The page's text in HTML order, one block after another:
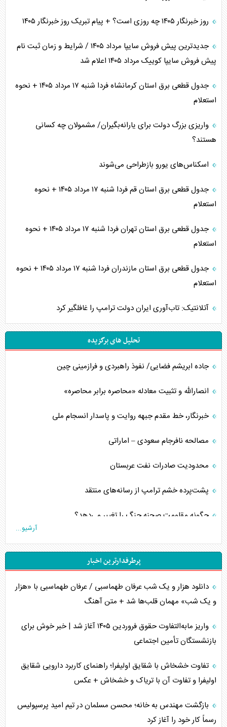
روز خبرنگار ۱۴۰۵ چه روزی است؟ + پیام تبریک روز خبرنگار ۱۴۰۵
جدیدترین پیش فروش سایپا مرداد ۱۴۰۵ / شرایط و زمان ثبت نام
پیش فروش سایپا کوییک مرداد ۱۴۰۵ اعلام شد
جدول قطعی برق استان کرمانشاه فردا شنبه ۱۷ مرداد ۱۴۰۵ + نحوه
استعلام
واریزی بزرگ دولت برای یارانه‌بگیران/ مشمولان چه کسانی
هستند؟
اسکناس‌های یورو بازطراحی می‌شوند
جدول قطعی برق استان قم فردا شنبه ۱۷ مرداد ۱۴۰۵ + نحوه
استعلام
جدول قطعی برق استان تهران فردا شنبه ۱۷ مرداد ۱۴۰۵ + نحوه
استعلام
جدول قطعی برق استان مازندران فردا شنبه ۱۷ مرداد ۱۴۰۵ + نحوه
استعلام
آتلانتیک: تاب‌آوری ایران دولت ترامپ را غافلگیر کرد
تحلیل های برگزیده
جاده ابریشم فضایی/ نفوذ راهبردی و فرازمینی چین
انصارالله و تثبیت معادله «محاصره برابر محاصره»
خبرنگار، خط مقدم جبهه روایت و پاسدار انسجام ملی
مصالحه نافرجام سعودی – اماراتی
محدودیت صادرات نفت عربستان
پشت‌پرده خشم ترامپ از رسانه‌های منتقد
چگونه مقاومت صحنه جنگ را تغییر می‌دهد؟
تحلیل جامع پدیده تراستی‌ها
تأثیر جنگ ایران و آمریکا بر اقتصاد جهانی
اربعین، کابوس مشترک تل‌آویو-واشنگتن
برنامه هفتم توسعه در نقطه کور سیاستگذاری
کنوانسیون دریای خزر در راستای منافع ملی است؟
اوکراین بازوی مخرب آمریکا در غرب آسیا
آرشیو...
پرطرفدارترین اخبار
دانلود هزار و یک شب عرفان طهماسبی / عرفان طهماسبی با «هزار
و یک شب» مهمان قلب‌ها شد + متن آهنگ
واریز مابه‌التفاوت حقوق فروردین ۱۴۰۵ آغاز شد | خبر خوش برای
بازنشستگان تأمین اجتماعی
تفاوت خشخاش با شقایق اولیفرا؛ راهنمای کاربرد دارویی شقایق
اولیفرا و تفاوت آن با تریاک و خشخاش + عکس
بازگشت مهندس به خانه؛ محسن مسلمان در تیم امید پرسپولیس
رسماً کار خود را آغاز کرد